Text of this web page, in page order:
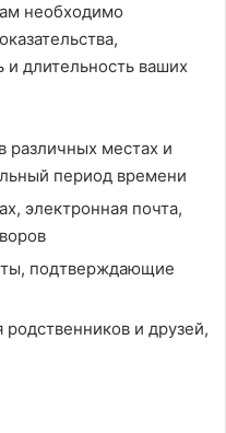
необходимо
длительность ваших
различных местах и
период времени
электронная почта,
подтверждающие
и друзей,